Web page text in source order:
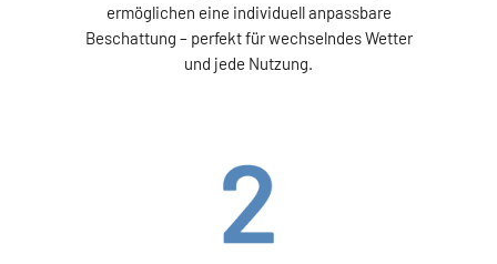
ermöglichen eine individuell anpassbare
Beschattung – perfekt für wechselndes Wetter
und jede Nutzung.